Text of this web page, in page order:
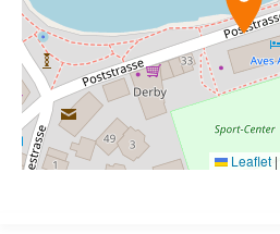
Leaflet |